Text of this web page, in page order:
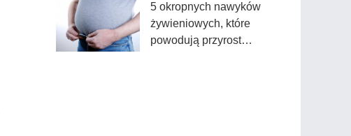
5 okropnych nawyków
żywieniowych, które
powodują przyrost